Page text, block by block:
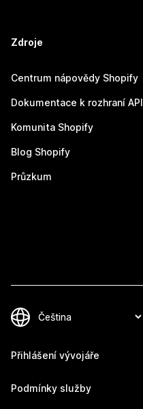
Zdroje
Centrum nápovědy Shopify
Dokumentace k rozhraní API
Komunita Shopify
Blog Shopify
Průzkum
Přihlášení vývojáře
Podmínky služby